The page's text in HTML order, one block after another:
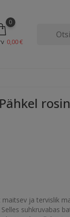
0
0,00 €
ja tervislik
suhkruvabas